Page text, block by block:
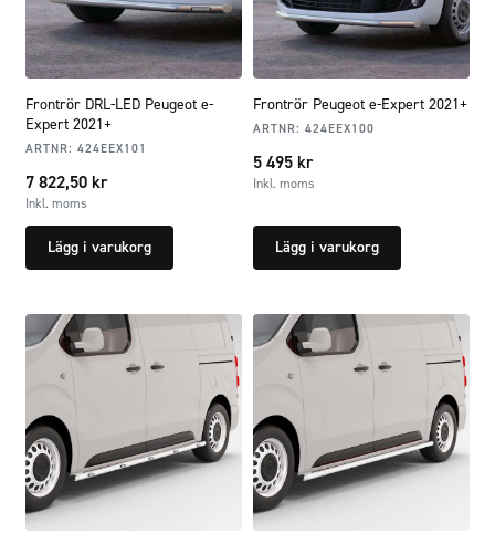
Frontrör DRL-LED Peugeot e-
Expert 2021+
ARTNR: 424EEX101
7 822,50 kr
Inkl. moms
Lägg i varukorg
Frontrör Peugeot e-Expert 2021+
ARTNR: 424EEX100
5 495 kr
Inkl. moms
Lägg i varukorg